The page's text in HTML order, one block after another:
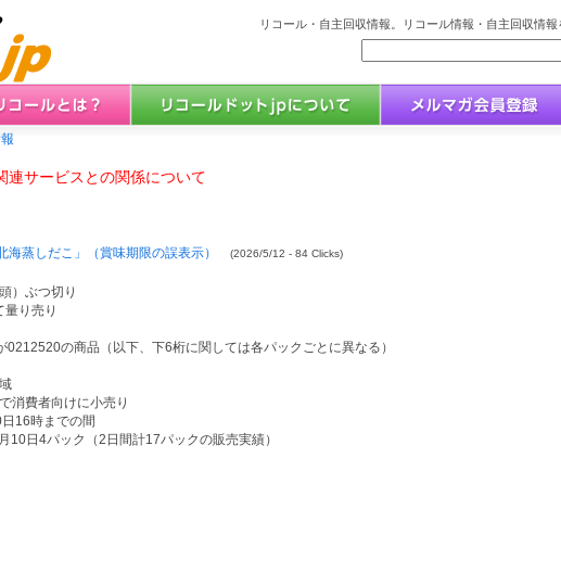
リコール・自主回収情報。リコール情報・自主回収情
連サービスとの関係について
蒸しだこ」（賞味期限の誤表示）
(2026/5/12 - 84 Clicks)
）ぶつ切り
り売り
の商品（以下、下6桁に関しては各パックごとに異なる）
消費者向けに小売り
16時までの間
10日4パック（2日間計17パックの販売実績）